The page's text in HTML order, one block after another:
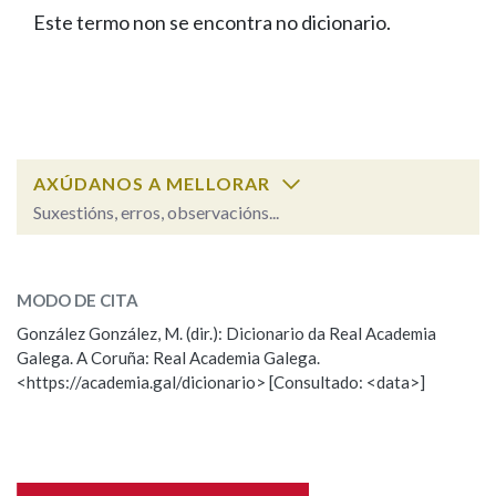
FIGURAS HOMENAXEADAS
PORTAL DAS PALABRAS
Facebook
TwitterYoutubeInstagram
Bluesky
BUSCAR NOS LEMAS
Remata por
BUSCAR NO CONTIDO
Nas definicións
Este termo non se encontra no dicionario.
AXÚDANOS A MELLORAR
Suxestións, erros, observacións...
Observación
Nome
MODO DE CITA
González González, M. (dir.): Dicionario da Real Academia
Galega. A Coruña: Real Academia Galega.
<https://academia.gal/dicionario> [Consultado: <data>]